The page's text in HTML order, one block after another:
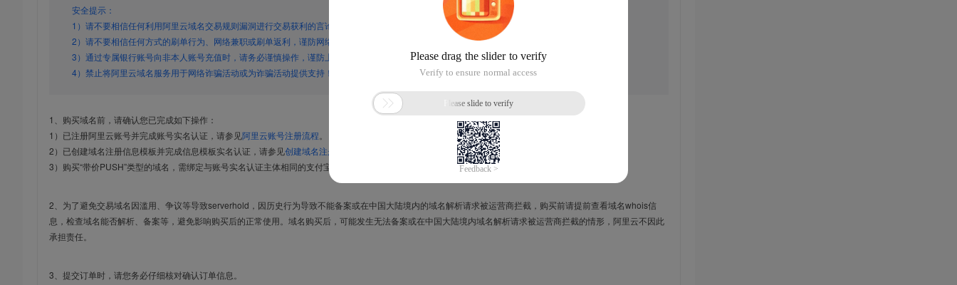
安全提示：
1）请不要相信任何利用阿里云域名交易规则漏洞进行交易获利的言论，谨防上当受骗！
2）请不要相信任何方式的刷单行为、网络兼职或刷单返利，谨防网络诈骗！
3）通过专属银行账号向非本人账号充值时，请务必谨慎操作，谨防上当受骗！
4）禁止将阿里云域名服务用于网络诈骗活动或为诈骗活动提供支持！
1、购买域名前，请确认您已完成如下操作：
1）已注册阿里云账号并完成账号实名认证，请参见阿里云账号注册流程
2）已创建域名注册信息模板并完成信息模板实名认证，请参见创建域名注册信息模板
3）购买“带价PUSH”类型的域名，需绑定与账号实名认证主体相同的支付宝，进入
完成绑定。
2、为了避免交易域名因滥用、争议等导致serverhold，因历史行为导致不能备案或在中国大陆境内的域名解析请求被运营商拦截，购买前请提前查看域名whois信
息，检查域名能否解析、备案等，避免影响购买后的正常使用。域名购买后，可能发生无法备案或在中国大陆境内域名解析请求被运营商拦截的情形，阿里云不因此
承担责任。
3、提交订单时，请您务必仔细核对确认订单信息。